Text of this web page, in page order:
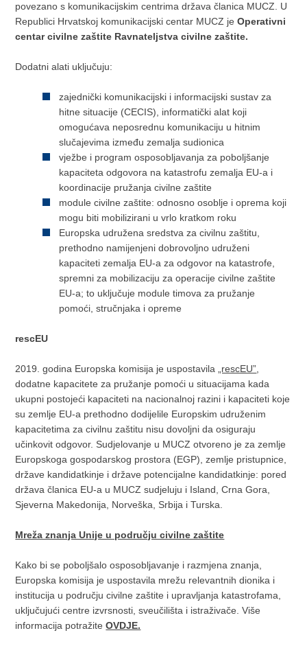
povezano s komunikacijskim centrima država članica MUCZ. U
Republici Hrvatskoj komunikacijski centar MUCZ jeOperativni
centar civilne zaštite Ravnateljstva civilne zaštite.
Dodatni alati uključuju:
zajednički komunikacijski i informacijski sustav za
hitne situacije (CECIS), informatički alat koji
omogućava neposrednu komunikaciju u hitnim
slučajevima između zemalja sudionica
vježbe i program osposobljavanja za poboljšanje
kapaciteta odgovora na katastrofu zemalja EU-a i
koordinacije pružanja civilne zaštite
module civilne zaštite: odnosno osoblje i oprema koji
mogu biti mobilizirani u vrlo kratkom roku
Europska udružena sredstva za civilnu zaštitu,
prethodno namijenjeni dobrovoljno udruženi
kapaciteti zemalja EU-a za odgovor na katastrofe,
spremni za mobilizaciju za operacije civilne zaštite
EU-a; to uključuje module timova za pružanje
pomoći, stručnjaka i opreme
rescEU
2019. godina Europska komisija je uspostavila „rescEU”
dodatne kapacitete za pružanje pomoći u situacijama kada
ukupni postojeći kapaciteti na nacionalnoj razini i kapaciteti koje
su zemlje EU-a prethodno dodijelile Europskim udruženim
kapacitetima za civilnu zaštitu nisu dovoljni da osiguraju
učinkovit odgovor. Sudjelovanje u MUCZ otvoreno je za zemlje
Europskoga gospodarskog prostora (EGP), zemlje pristupnice,
države kandidatkinje i države potencijalne kandidatkinje: pored
država članica EU-a u MUCZ sudjeluju i Island, Crna Gora,
Sjeverna Makedonija, Norveška, Srbija i Turska.
Mreža znanja Unije u području civilne zaštite
Kako bi se poboljšalo osposobljavanje i razmjena znanja,
Europska komisija je uspostavila mrežu relevantnih dionika i
institucija u području civilne zaštite i upravljanja katastrofama,
uključujući centre izvrsnosti, sveučilišta i istraživače. Više
informacija potražiteOVDJE.